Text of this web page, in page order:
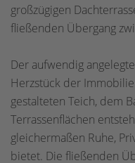
großzügigen
fließenden Übergang
Der aufwendig
Herzstück der
gestalteten Teich, dem
Terrassenflächen
gleichermaßen Ruhe,
bietet. Die fließenden